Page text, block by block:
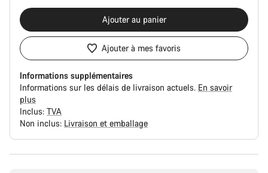
Ajouter au panier
Ajouter à mes favoris
Informations supplémentaires
Informations sur les délais de livraison actuels. En savoir
plus
Inclus: TVA
Non inclus: Livraison et emballage